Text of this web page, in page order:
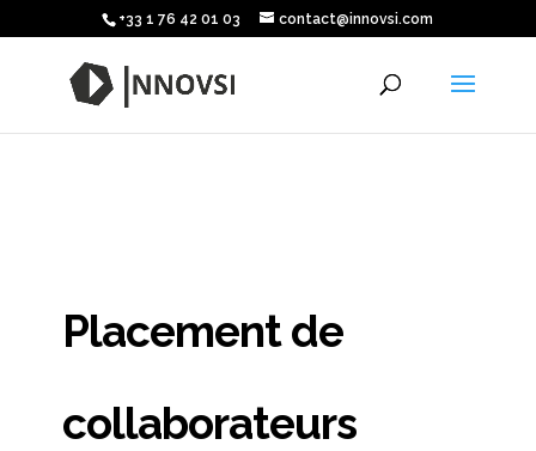
+33 1 76 42 01 03 contact@innovsi.com
Placement de
collaborateurs